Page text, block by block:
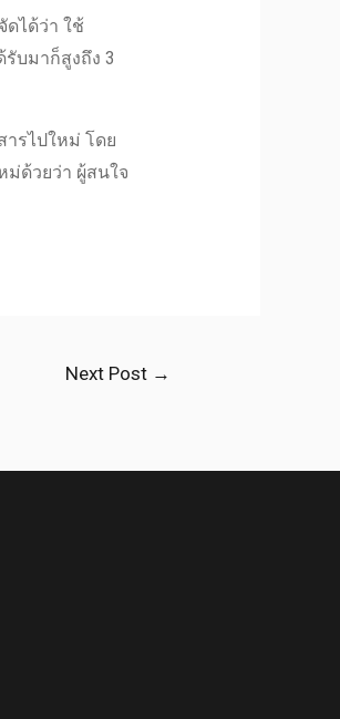
ดได้ว่า ใช้
รับมาก็สูงถึง 3
ารไปใหม่ โดย
ม่ด้วยว่า ผู้สนใจ
Next Post →